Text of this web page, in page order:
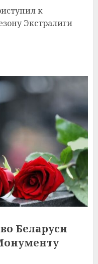
к
Экстралиги
Беларуси